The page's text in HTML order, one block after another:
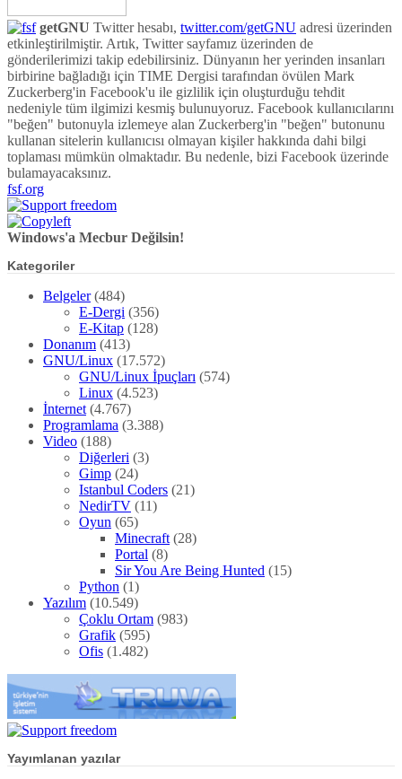
getGNU Twitter hesabı, twitter.com/getGNU adresi üzerinden
etkinleştirilmiştir. Artık, Twitter sayfamız üzerinden de
gönderilerimizi takip edebilirsiniz. Dünyanın her yerinden insanları
birbirine bağladığı için TIME Dergisi tarafından övülen Mark
Zuckerberg'in Facebook'u ile gizlilik için oluşturduğu tehdit
nedeniyle tüm ilgimizi kesmiş bulunuyoruz. Facebook kullanıcılarını
"beğen" butonuyla izlemeye alan Zuckerberg'in "beğen" butonunu
kullanan sitelerin kullanıcısı olmayan kişiler hakkında dahi bilgi
toplaması mümkün olmaktadır. Bu nedenle, bizi Facebook üzerinde
bulamayacaksınız.
fsf.org
Windows'a Mecbur Değilsin!
Kategoriler
Belgeler(484)
E-Dergi (356)
E-Kitap (128)
Donanım (413)
GNU/Linux (17.572)
GNU/Linux İpuçları (574)
Linux (4.523)
İnternet (4.767)
Programlama (3.388)
Video (188)
Diğerleri (3)
Gimp (24)
Istanbul Coders (21)
NedirTV (11)
Oyun (65)
Minecraft (28)
Portal (8)
Sir You Are Being Hunted (15)
Python (1)
Yazılım (10.549)
Çoklu Ortam (983)
Grafik (595)
Ofis (1.482)
Yayımlanan yazılar